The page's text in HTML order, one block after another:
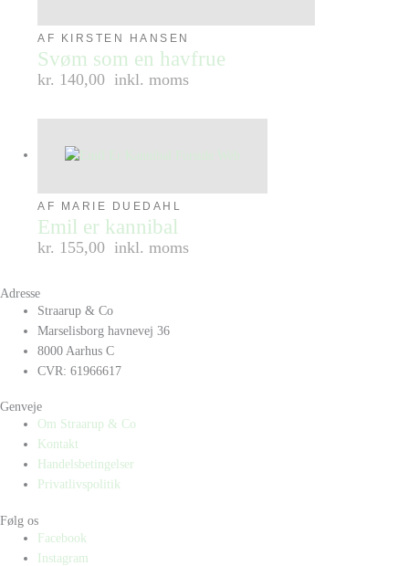
AF KIRSTEN HANSEN
Svøm som en havfrue
kr. 140,00 inkl. moms
AF MARIE DUEDAHL
Emil er kannibal
kr. 155,00 inkl. moms
Adresse
Straarup & Co
Marselisborg havnevej 36
8000 Aarhus C
CVR: 61966617
Genveje
Om Straarup & Co
Kontakt
Handelsbetingelser
Privatlivspolitik
Følg os
Facebook
Instagram